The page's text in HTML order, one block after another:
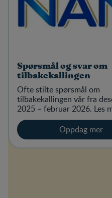
Spørsmål og svar om
tilbakekallingen
Ofte stilte spørsmål om
tilbakekallingen vår fra
2025 – februar 2026. Les
Oppdag mer